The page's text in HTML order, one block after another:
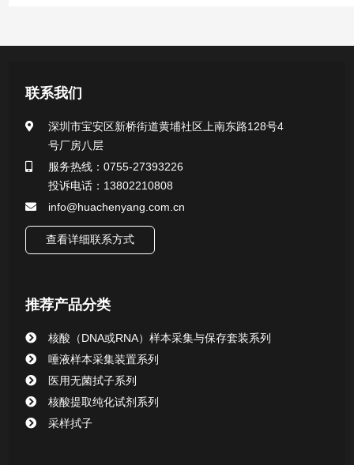
产品中心
医用无菌采样拭子系列
一次性使用采样器系列
微生物样本保存液（通用运输传媒介质）系列
核酸（DNA&RNA）样本采集与保存套装系列
唾液样本采集装置系列
清洁验证棉签系列
动物检测试剂
联系我们
深圳市宝安区新桥街道黄埔社区上南东路128号4
号厂房八层
服务热线：0755-27393226
投诉电话：13802210808
info@huachenyang.com.cn
查看详细联系方式
推荐产品分类
核酸（DNA或RNA）样本采集与保存套装系列
唾液样本采集装置系列
医用无菌拭子系列
核酸提取纯化试剂系列
采样拭子